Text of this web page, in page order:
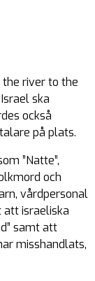
the river to the
ska
också
på plats.
”Natte”,
och
vårdpersonal
att israeliska
samt att
misshandlats,